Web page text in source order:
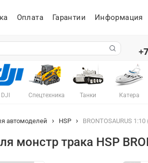
Оплата Гарантии Информация
DJI Спецтехника Танки Катера
автомоделей HSP BRONTOSAURUS 1:10
монстр трака HSP